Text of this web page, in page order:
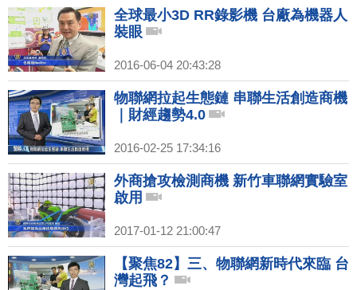
全球最小3D RR錄影機 台廠為機器人
裝眼
2016-06-04 20:43:28
物聯網拉起生態鏈 串聯生活創造商機
｜財經趨勢4.0
2016-02-25 17:34:16
外商搶攻檢測商機 新竹車聯網實驗室
啟用
2017-01-12 21:00:47
【聚焦82】三、物聯網新時代來臨 台
灣起飛？